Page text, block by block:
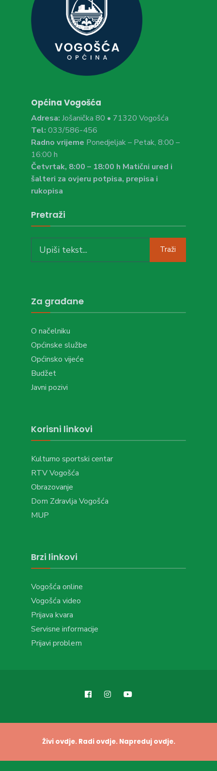
Općina Vogošća
Adresa: Jošanička 80 • 71320 Vogošća
Tel: 033/586-456
Radno vrijeme Ponedjeljak – Petak, 8:00 –
16:00 h
Četvrtak, 8:00 – 18:00 h Matični ured i
šalteri za ovjeru potpisa, prepisa i
rukopisa
Pretraži
for:
Traži
Za građane
O načelniku
Općinske službe
Općinsko vijeće
Budžet
Javni pozivi
Korisni linkovi
Kulturno sportski centar
RTV Vogošća
Obrazovanje
Dom Zdravlja Vogošća
MUP
Brzi linkovi
Vogošća online
Vogošća video
Prijava kvara
Servisne informacije
Prijavi problem
Živi ovdje. Radi ovdje. Napreduj ovdje.